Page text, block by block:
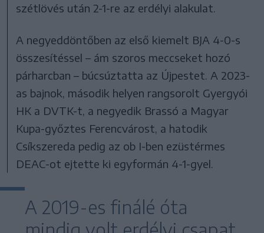
szétlövés után 2-1-re az erdélyi alakulat.
A negyeddöntőben az első kiemelt BJA 4-0-s
összesítéssel – ám szoros meccseket hozó
párharcban – búcsúztatta az Újpestet. A 2023-
as bajnok, második helyen rangsorolt Gyergyói
HK a DVTK-t, a negyedik Brassó a Magyar
Kupa-győztes Ferencvárost, a hatodik
Csíkszereda pedig az ob I-ben ezüstérmes
DEAC-ot ejtette ki egyformán 4-1-gyel.
A 2019-es finálé óta